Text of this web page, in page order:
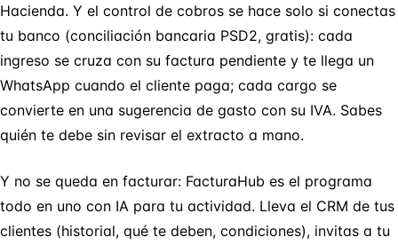
Hacienda. Y el control de cobros se hace solo si conectas
tu banco (conciliación bancaria PSD2, gratis): cada
ingreso se cruza con su factura pendiente y te llega un
WhatsApp cuando el cliente paga; cada cargo se
convierte en una sugerencia de gasto con su IVA. Sabes
quién te debe sin revisar el extracto a mano.
Y no se queda en facturar: FacturaHub es el programa
todo en uno con IA para tu actividad. Lleva el CRM de tus
clientes (historial, qué te deben, condiciones), invitas a tu